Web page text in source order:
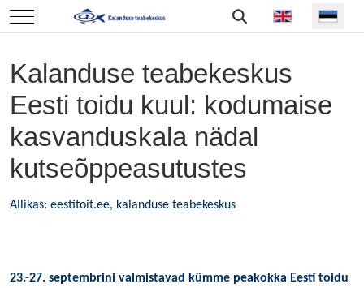
Mobile Menu Toggle Vali keel
Kalanduse teabekeskus
Eesti toidu kuul: kodumaise
kasvanduskala nädal
kutseõppeasutustes
Allikas: eestitoit.ee, kalanduse teabekeskus
23.-27. septembrini valmistavad kümme peakokka Eesti toidu